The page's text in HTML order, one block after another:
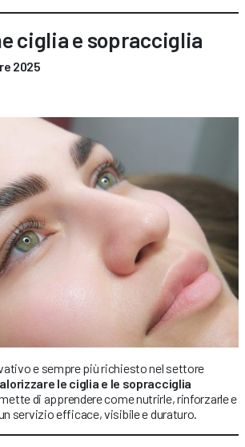
ciglia e sopracciglia
2025
e sempre più richiesto nel settore
le ciglia e le sopracciglia
di apprendere come nutrirle, rinforzarle e
servizio efficace, visibile e duraturo.